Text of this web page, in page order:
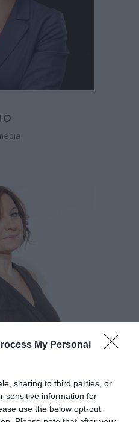
My Personal
sharing to third parties, or
sensitive information for
use the below opt-out